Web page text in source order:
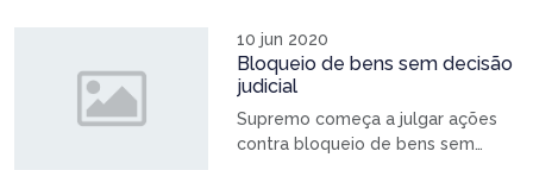
10 jun 2020
Bloqueio de bens sem decisão
judicial
Supremo começa a julgar ações
contra bloqueio de bens sem